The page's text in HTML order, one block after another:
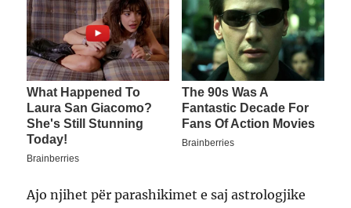
Ajo njihet për parashikimet e saj astrologjike